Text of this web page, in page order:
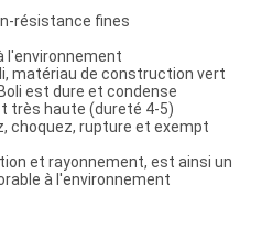
résistance fines
l'environnement
matériau de construction vert
est dure et condense
très haute (dureté 4-5)
choquez, rupture et exempt
et rayonnement, est ainsi un
à l'environnement